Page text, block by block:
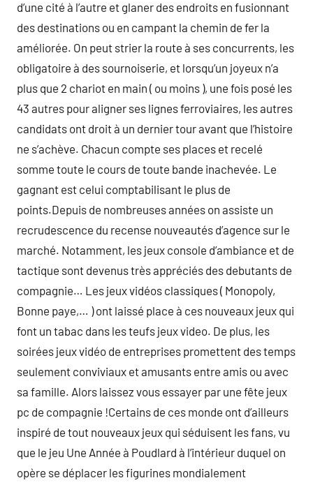
d’une cité à l’autre et glaner des endroits en fusionnant
des destinations ou en campant la chemin de fer la
améliorée. On peut strier la route à ses concurrents, les
obligatoire à des sournoiserie, et lorsqu’un joyeux n’a
plus que 2 chariot en main ( ou moins ), une fois posé les
43 autres pour aligner ses lignes ferroviaires, les autres
candidats ont droit à un dernier tour avant que l’histoire
ne s’achève. Chacun compte ses places et recelé
somme toute le cours de toute bande inachevée. Le
gagnant est celui comptabilisant le plus de
points.Depuis de nombreuses années on assiste un
recrudescence du recense nouveautés d’agence sur le
marché. Notamment, les jeux console d’ambiance et de
tactique sont devenus très appréciés des debutants de
compagnie… Les jeux vidéos classiques ( Monopoly,
Bonne paye,… ) ont laissé place à ces nouveaux jeux qui
font un tabac dans les teufs jeux video. De plus, les
soirées jeux vidéo de entreprises promettent des temps
seulement conviviaux et amusants entre amis ou avec
sa famille. Alors laissez vous essayer par une fête jeux
pc de compagnie !Certains de ces monde ont d’ailleurs
inspiré de tout nouveaux jeux qui séduisent les fans, vu
que le jeu Une Année à Poudlard à l’intérieur duquel on
opère se déplacer les figurines mondialement